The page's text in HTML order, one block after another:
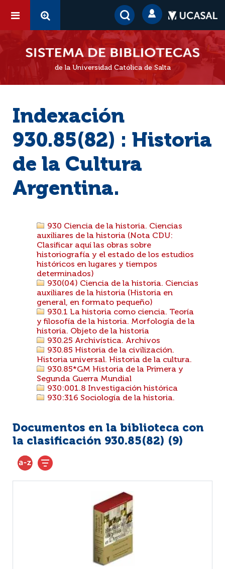
de la Universidad Católica de Salta
Indexación
930.85(82) : Historia
de la Cultura
Argentina.
930 Ciencia de la historia. Ciencias
auxiliares de la historia (Nota CDU:
Clasificar aquí las obras sobre
historiografía y el estado de los estudios
históricos en lugares y tiempos
determinados)
930(04) Ciencia de la historia. Ciencias
auxiliares de la historia (Historia en
general, en formato pequeño)
930.1 La historia como ciencia. Teoría
y filosofía de la historia. Morfología de la
historia. Objeto de la historia
930.25 Archivística. Archivos
930.85 Historia de la civilización.
Historia universal. Historia de la cultura.
930.85*GM Historia de la Primera y
Segunda Guerra Mundial
930:001.8 Investigación histórica
930:316 Sociología de la historia.
Documentos en la biblioteca con
la clasificación 930.85(82) (9)